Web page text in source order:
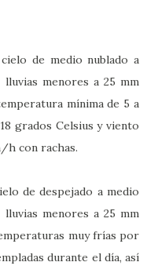
de medio nublado a
menores a 25 mm
mínima de 5 a
grados Celsius y viento
h con rachas.
de despejado a medio
menores a 25 mm
muy frías por
durante el día, así